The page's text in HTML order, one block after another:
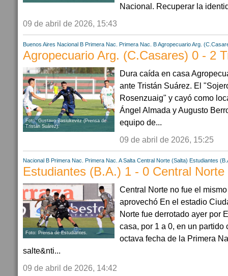
Nacional. Recuperar la
09 de abril de 2026, 15:43
Buenos Aires Nacional B Primera Nac. Primera Nac. BAgropecuario Arg.
Agropecuario Arg. (C.Casares) 0 - 2
Foto: Gustavo Basiukevitz (Prensa de
Tristán Suárez).
Dura caída en casa
ante Tristán Suárez. El
Rosenzuaig" y cayó como
Ángel Almada y Augusto
equipo de...
09 de abril de 2026, 15:25
Nacional B Primera Nac. Primera Nac. A Salta Central Norte (Salta) Estudiantes
Estudiantes (B.A.) 1 - 0 Central Norte
Foto: Prensa de Estudiantes.
Central Norte no fue el mismo
aprovechó En el estadio
Norte fue derrotado ayer por
casa, por 1 a 0, en un partido
octava fecha de la Primera
salte&nti...
09 de abril de 2026, 14:42